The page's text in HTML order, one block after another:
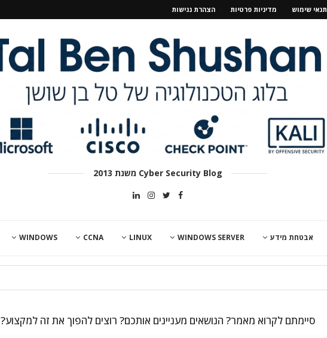
תנאי שימוש מדיניות פרטיות הצהרת נגישות
Cyber Security Blog משנת 2013
אבטחת מידע WINDOWS SERVER
LINUX
CCNA
WINDOWS
סיימתם לקרוא מאמר? הנושאים מעניינים אותכם? רוצים להפוך את זה למקצוע?